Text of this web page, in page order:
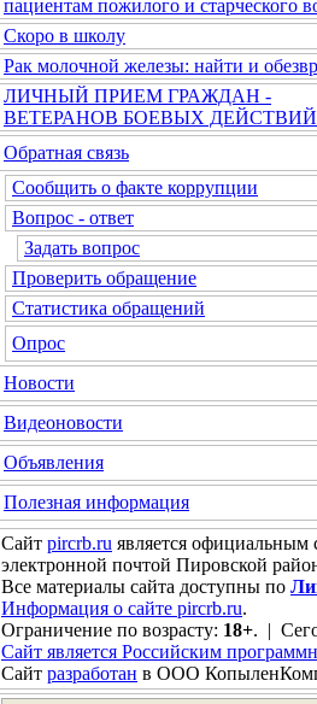
пациентам пожилого и старческого
Скоро в школу
Рак молочной железы: найти и
ЛИЧНЫЙ ПРИЕМ ГРАЖДАН -
ВЕТЕРАНОВ БОЕВЫХ ДЕЙСТВИЙ
Обратная связь
Сообщить о факте коррупции
Вопрос - ответ
Задать вопрос
Проверить обращение
Статистика обращений
Опрос
Новости
Видеоновости
Объявления
Полезная информация
Сайт pircrb.ru является
электронной почтой Пировской
Все материалы сайта доступны по
Информация о сайте pircrb.ru.
Ограничение по возрасту: 18+. |
Сайт является Российским
Сайт разработан в ООО